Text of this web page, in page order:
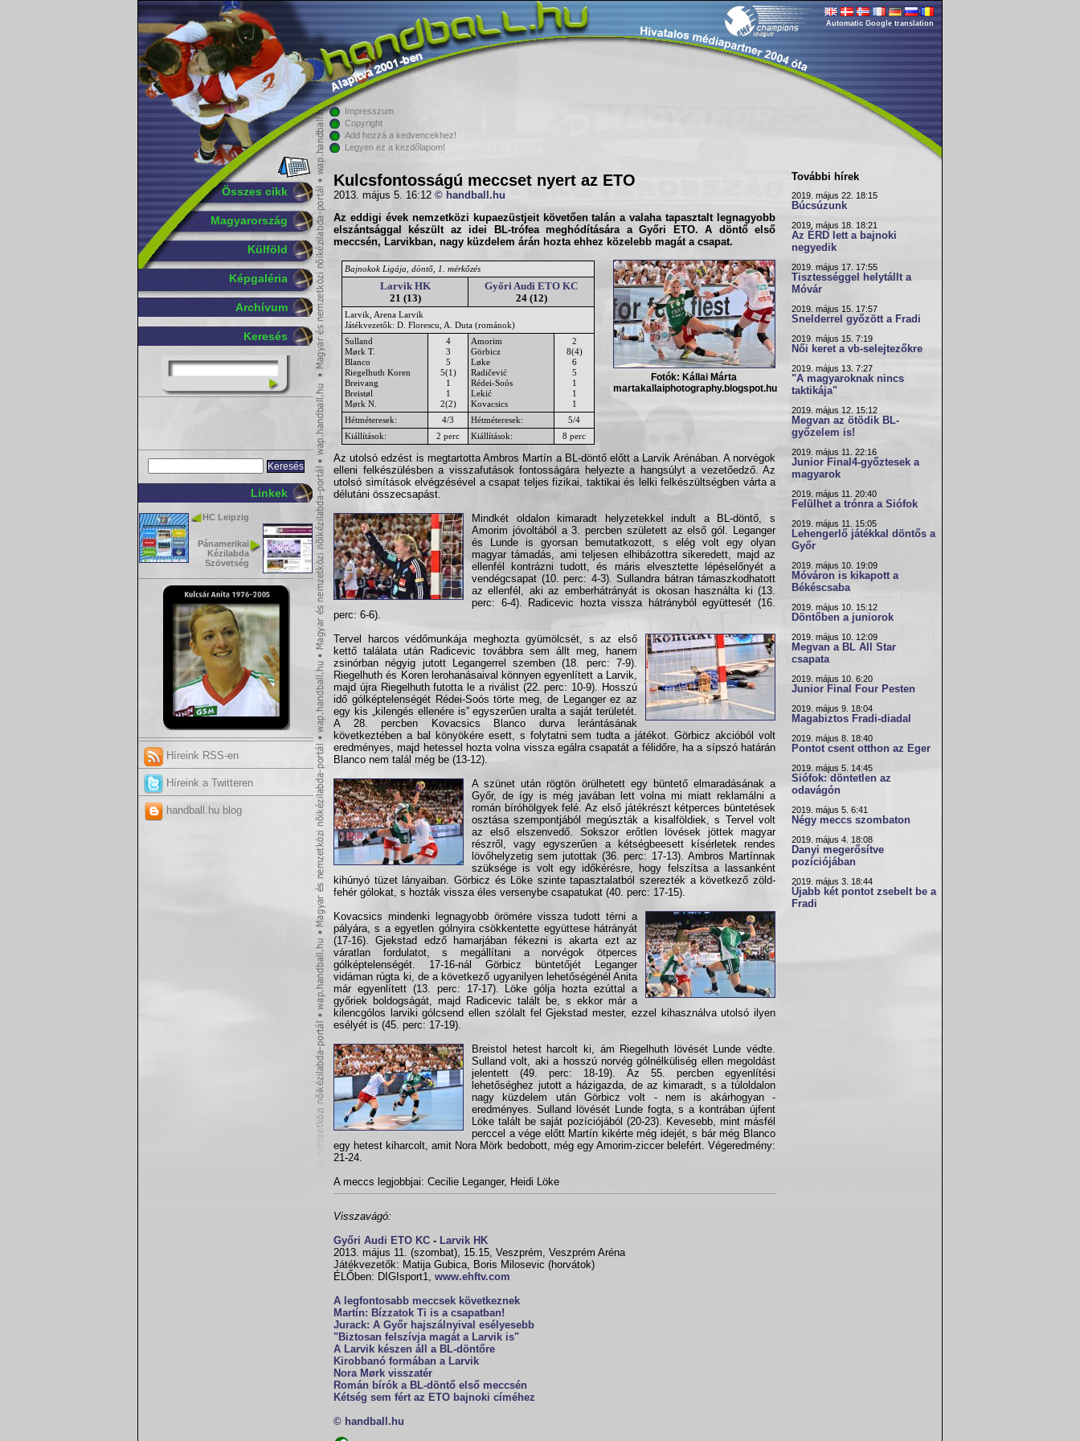
Összes cikk
Magyarország
Külföld
Képgaléria
Archívum
Keresés
Linkek
HC Leipzig
Pánamerikai
Kézilabda
Szövetség
Híreink RSS-en
Híreink a Twitteren
handball.hu blog
Automatic Google translation
Impresszum
Copyright
Add hozzá a kedvencekhez!
Legyen ez a kezdőlapom!
Kulcsfontosságú meccset nyert az ETO
2013. május 5. 16:12 © handball.hu
Az eddigi évek nemzetközi kupaezüstjeit követően talán a valaha tapasztalt legnagyobb
elszántsággal készült az idei
BL-trófea meghódítására aGyőri ETO. A döntő első
meccsén, Larvikban, nagy küzdelem árán hozta ehhez közelebb magát a csapat.
Fotók: Kállai Márta
martakallaiphotography.blogspot.hu
Bajnokok Ligája, döntő, 1. mérkőzés
Larvik HK
21 (13)
Győri Audi ETO KC
24 (12)
Larvik, Arena Larvik
Játékvezetők: D. Florescu, A. Duta (románok)
Sulland
Mørk T.
Blanco
Riegelhuth Koren
Breivang
Breistøl
Mørk N.
4
3
5
5(1)
1
1
2(2)
Amorim
Görbicz
Løke
Radičević
Rédei-Soós
Lekić
Kovacsics
2
8(4)
6
5
1
1
1
Hétméteresek:
4/3 Hétméteresek:
5/4
Kiállítások:
2 perc Kiállítások: 8 perc
Az utolsó edzést is megtartotta Ambros Martín a BL-döntő előtt a Larvik Arénában. A norvégok
elleni felkészülésben a visszafutások fontosságára helyezte a hangsúlyt a vezetőedző. Az
utolsó simítások elvégzésével a csapat teljes fizikai, taktikai és lelki felkészültségben várta a
délutáni összecsapást.
Mindkét oldalon kimaradt helyzetekkel indult a BL-döntő, s
Amorim jóvoltából a 3. percben született az első gól. Leganger
és Lunde is gyorsan bemutatkozott, s elég volt egy olyan
magyar támadás, ami teljesen elhibázottra sikeredett, majd az
ellenfél kontrázni tudott, és máris elvesztette lépéselőnyét a
vendégcsapat (10. perc: 4-3). Sullandra bátran támaszkodhatott
az ellenfél, aki az emberhátrányát is okosan használta ki (13.
perc: 6-4). Radicevic hozta vissza hátrányból együttesét (16.
perc: 6-6).
Tervel harcos védőmunkája meghozta gyümölcsét, s az első
kettő találata után Radicevic továbbra sem állt meg, hanem
zsinórban négyig jutott Legangerrel szemben (18. perc: 7-9).
Riegelhuth és Koren lerohanásaival könnyen egyenlített a Larvik,
majd újra Riegelhuth futotta le a riválist (22. perc: 10-9). Hosszú
idő gólképtelenségét Rédei-Soós törte meg, de Leganger ez az
egy kis „kilengés ellenére is” egyszerűen uralta a saját területét.
A 28. percben Kovacsics Blanco durva lerántásának
következtében a bal könyökére esett, s folytatni sem tudta a játékot. Görbicz akcióból volt
eredményes, majd hetessel hozta volna vissza egálra csapatát a félidőre, ha a sípszó határán
Blanco nem talál még be (13-12).
A szünet után rögtön örülhetett egy büntető elmaradásának a
Győr, de így is még javában lett volna mi miatt reklamálni a
román bíróhölgyek felé. Az első játékrészt kétperces büntetések
osztása szempontjából megúszták a kisalföldiek, s Tervel volt
az első elszenvedő. Sokszor erőtlen lövések jöttek magyar
részről, vagy egyszerűen a kétségbeesett kísérletek rendes
lövőhelyzetig sem jutottak (36. perc: 17-13). Ambros Martínnak
szüksége is volt egy időkérésre, hogy felszítsa a lassanként
kihúnyó tüzet lányaiban. Görbicz és Löke szinte tapasztalatból szerezték a következő zöld-
fehér gólokat, s hozták vissza éles versenybe csapatukat (40. perc: 17-15).
Kovacsics mindenki legnagyobb örömére vissza tudott térni a
pályára, s a egyetlen gólnyira csökkentette együttese hátrányát
(17-16). Gjekstad edző hamarjában fékezni is akarta ezt az
váratlan fordulatot, s megállítani a norvégok ötperces
gólképtelenségét. 17-16-nál Görbicz büntetőjét Leganger
vidáman rúgta ki, de a következő ugyanilyen lehetőségénél Anita
már egyenlített (13. perc: 17-17). Löke gólja hozta ezúttal a
győriek boldogságát, majd Radicevic talált be, s ekkor már a
kilencgólos larviki gólcsend ellen szólalt fel Gjekstad mester, ezzel kihasználva utolsó ilyen
esélyét is (45. perc: 17-19).
Breistol hetest harcolt ki, ám Riegelhuth lövését Lunde védte.
Sulland volt, aki a hosszú norvég gólnélküliség ellen megoldást
jelentett (49. perc: 18-19). Az 55. percben egyenlítési
lehetőséghez jutott a házigazda, de az kimaradt, s a túloldalon
nagy küzdelem után Görbicz volt - nem is akárhogyan -
eredményes. Sulland lövését Lunde fogta, s a kontrában újfent
Löke talált be saját pozíciójából (20-23). Kevesebb, mint másfél
perccel a vége előtt Martín kikérte még idejét, s bár még Blanco
egy hetest kiharcolt, amit Nora Mörk bedobott, még egy Amorim-ziccer belefért. Végeredmény:
21-24.
A meccs legjobbjai: Cecilie Leganger, Heidi Löke
Visszavágó:
Győri Audi ETO KC - Larvik HK
2013. május 11. (szombat), 15.15, Veszprém, Veszprém Aréna
Játékvezetők: Matija Gubica, Boris Milosevic (horvátok)
ÉLŐben: DIGIsport1, www.ehftv.com
A legfontosabb meccsek következnek
Martín: Bízzatok Ti is a csapatban!
Jurack: A Győr hajszálnyival esélyesebb
"Biztosan felszívja magát a Larvik is"
A Larvik készen áll a BL-döntőre
Kirobbanó formában a Larvik
Nora Mørk visszatér
Román bírók a BL-döntő első meccsén
Kétség sem fért az ETO bajnoki címéhez
© handball.hu
További hírek
2019. május 22. 18:15
Búcsúzunk
2019. május 18. 18:21
Az ÉRD lett a bajnoki
negyedik
2019. május 17. 17:55
Tisztességgel helytállt a
Móvár
2019. május 15. 17:57
Snelderrel győzött a Fradi
2019. május 15. 7:19
Női keret a vb-selejtezőkre
2019. május 13. 7:27
"A magyaroknak nincs
taktikája"
2019. május 12. 15:12
Megvan az ötödik BL-
győzelem is!
2019. május 11. 22:16
Junior Final4-győztesek a
magyarok
2019. május 11. 20:40
Felülhet a trónra a Siófok
2019. május 11. 15:05
Lehengerlő játékkal döntős a
Győr
2019. május 10. 19:09
Móváron is kikapott a
Békéscsaba
2019. május 10. 15:12
Döntőben a juniorok
2019. május 10. 12:09
Megvan a BL All Star
csapata
2019. május 10. 6:20
Junior Final Four Pesten
2019. május 9. 18:04
Magabiztos Fradi-diadal
2019. május 8. 18:40
Pontot csent otthon az Eger
2019. május 5. 14:45
Siófok: döntetlen az
odavágón
2019. május 5. 6:41
Négy meccs szombaton
2019. május 4. 18:08
Danyi megerősítve
pozíciójában
2019. május 3. 18:44
Újabb két pontot zsebelt be a
Fradi